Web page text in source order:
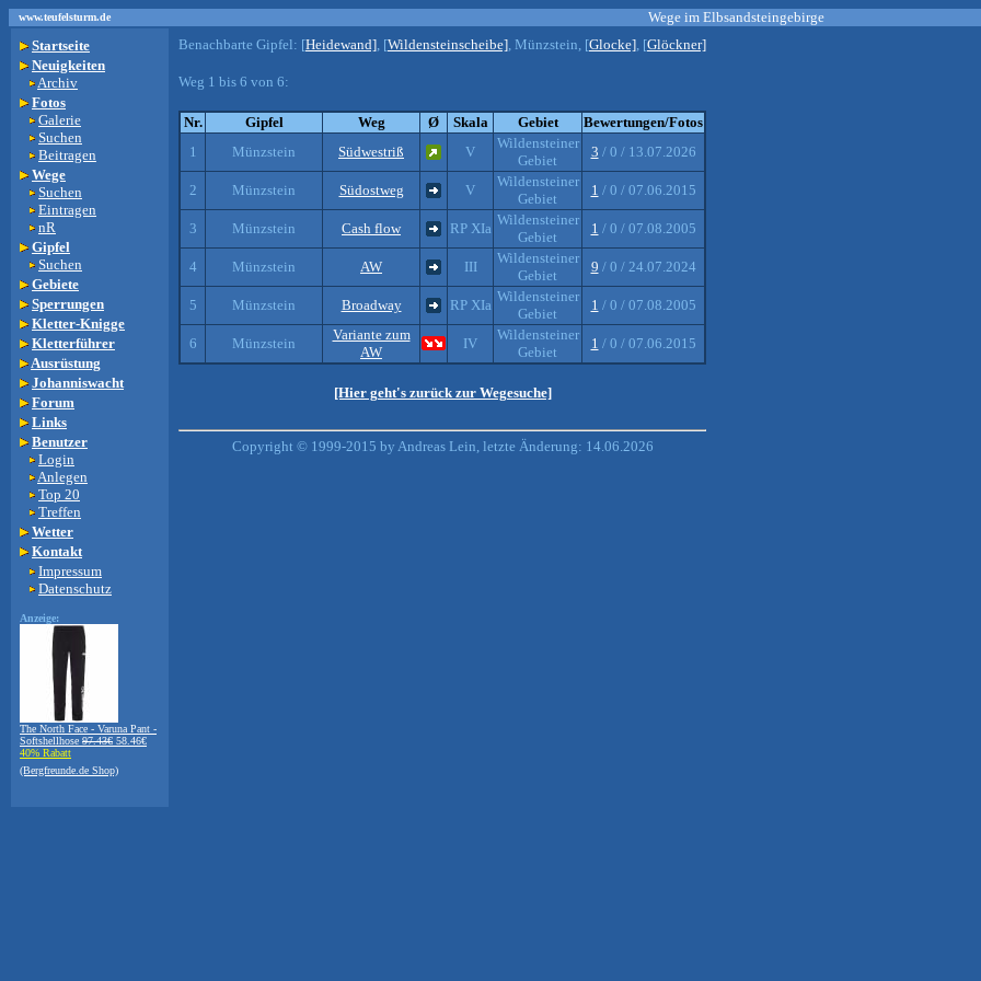
www.teufelsturm.de Wege im Elbsandsteingebirge
Startseite
Neuigkeiten
Archiv
Fotos
Galerie
Suchen
Beitragen
Wege
Suchen
Eintragen
nR
Gipfel
Suchen
Gebiete
Sperrungen
Kletter-Knigge
Kletterführer
Ausrüstung
Johanniswacht
Forum
Links
Benutzer
Login
Anlegen
Top 20
Treffen
Wetter
Kontakt
Impressum
Datenschutz
Anzeige:
The North Face - Varuna Pant -
Softshellhose 97.43€ 58.46€
40% Rabatt
(Bergfreunde.de Shop)
Benachbarte Gipfel: [Heidewand], [Wildensteinscheibe], Münzstein, [Glocke], [Glöckner]
Weg 1 bis 6 von 6:
Nr. Gipfel Weg Ø Skala Gebiet
Bewertungen/Fotos
1
Münzstein Südwestriß V
Wildensteiner
Gebiet
3 / 0 / 13.07.2026
2 Münzstein Südostweg V
Wildensteiner
Gebiet
1 / 0 / 07.06.2015
3 Münzstein Cash flow RP XIa
Wildensteiner
Gebiet
1 / 0 / 07.08.2005
4 Münzstein AW III
Wildensteiner
Gebiet
9 / 0 / 24.07.2024
5 Münzstein Broadway RP XIa
Wildensteiner
Gebiet
1 / 0 / 07.08.2005
6 Münzstein
Variante zum
AW
IV
Wildensteiner
Gebiet
1 / 0 / 07.06.2015
[Hier geht's zurück zur Wegesuche]
Copyright © 1999-2015 by Andreas Lein, letzte Änderung: 14.06.2026